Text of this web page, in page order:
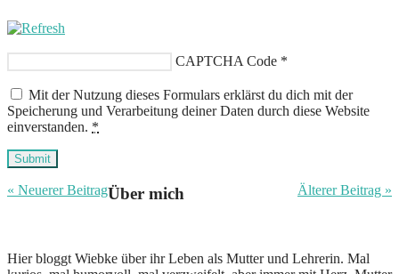
CAPTCHA Code *
Mit der Nutzung dieses Formulars erklärst du dich mit der
Speicherung und Verarbeitung deiner Daten durch diese Website
einverstanden. *
Submit
Älterer Beitrag »
« Neuerer BeitragÜber mich
Hier bloggt Wiebke über ihr Leben als Mutter und Lehrerin. Mal